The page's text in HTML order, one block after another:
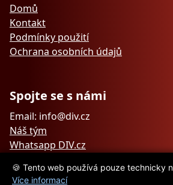
Domů
Kontakt
Podmínky použití
Ochrana osobních údajů
Spojte se s námi
Email: info@div.cz
Náš tým
Whatsapp DIV.cz
🍪 Tento web používá pouze technicky
Více informací